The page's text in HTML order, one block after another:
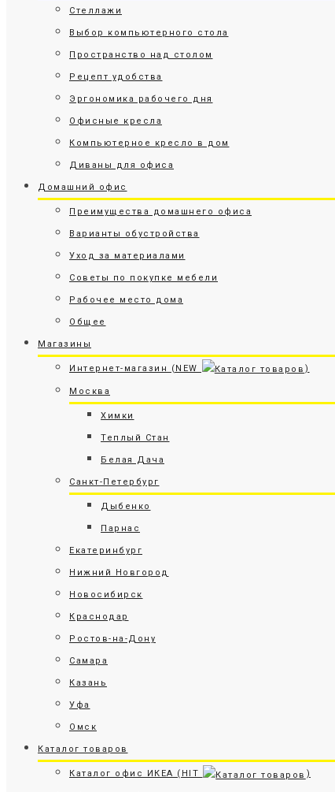
Стеллажи
Выбор компьютерного стола
Пространство над столом
Рецепт удобства
Эргономика рабочего дня
Офисные кресла
Компьютерное кресло в дом
Диваны для офиса
Домашний офис
Преимущества домашнего офиса
Варианты обустройства
Уход за материалами
Советы по покупке мебели
Рабочее место дома
Общее
Магазины
Интернет-магазин (NEW )
Москва
Химки
Теплый Стан
Белая Дача
Санкт-Петербург
Дыбенко
Парнас
Екатеринбург
Нижний Новгород
Новосибирск
Краснодар
Ростов-на-Дону
Самара
Казань
Уфа
Омск
Каталог товаров
Каталог офис ИКЕА (HIT )